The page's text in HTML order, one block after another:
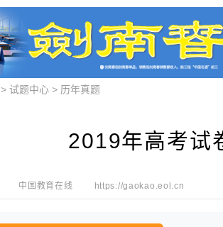
> 试题中心 > 历年真题
2019年高考试
中国教育在线 https://gaokao.eol.cn